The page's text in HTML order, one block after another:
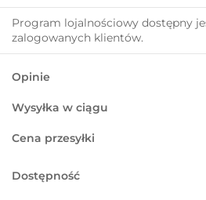
Program lojalnościowy dostępny
zalogowanych klientów.
Opinie
Wysyłka w ciągu
Cena przesyłki
Dostępność